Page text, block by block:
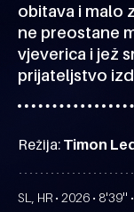
obitava i malo
ne preostane
vjeverica i jež
prijateljstvo
Režija: Timon
SL, HR • 2026 • 8'39''